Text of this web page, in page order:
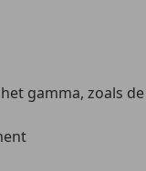
gamma, zoals de